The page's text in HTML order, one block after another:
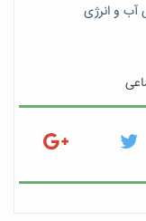
آب و انرژی